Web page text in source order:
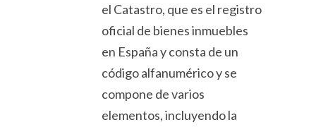
el Catastro, que es el registro
oficial de bienes inmuebles
en España y consta de un
código alfanumérico y se
compone de varios
elementos, incluyendo la